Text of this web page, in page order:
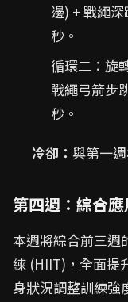
邊) + 戰繩
秒。
循環二：旋
戰繩弓箭步
秒。
冷卻： 與第一
第四週：綜合
本週將綜合前三週
練 (HIIT)，全面提
身狀況調整訓練強